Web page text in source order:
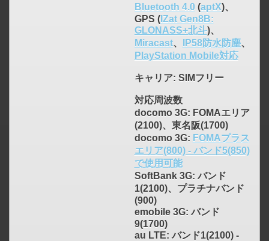
Bluetooth 4.0 (aptX)、
GPS (IZat Gen8B:
GLONASS+北斗)、
Miracast、 IP58防水防塵、
PlayStation Mobile対応
キャリア: SIMフリー
対応周波数
docomo 3G: FOMAエリア
(2100)、東名阪(1700)
docomo 3G: FOMAプラス
エリア(800) - バンド5(850)
で使用可能
SoftBank 3G: バンド
1(2100)、プラチナバンド
(900)
emobile 3G: バンド
9(1700)
au LTE: バンド1(2100) -